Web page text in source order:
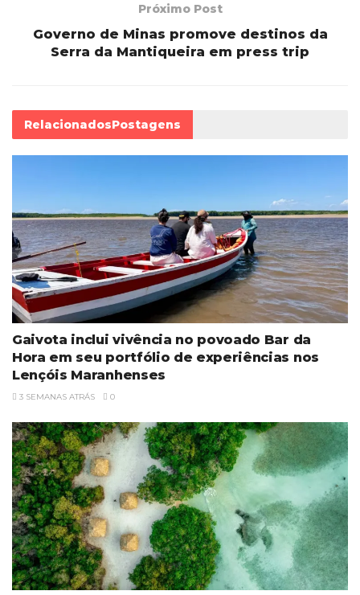
Próximo Post
Governo de Minas promove destinos da
Serra da Mantiqueira em press trip
RelacionadosPostagens
Gaivota inclui vivência no povoado Bar da
Hora em seu portfólio de experiências nos
Lençóis Maranhenses
3 SEMANAS ATRÁS 0